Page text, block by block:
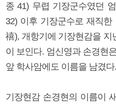
종 41) 무렵 기장군수였던
32) 이후 기장군수로 재직
禧), 개항기에 기장현감을
이 보인다. 엄신영과 손경현
앞 학사암에도 이름을 남겼다.
기장현감 손경현의 이름이